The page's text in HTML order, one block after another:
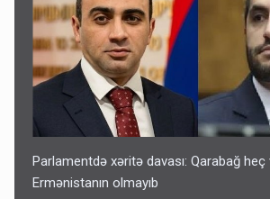
Parlamentdə xəritə davası: Qarabağ heç
Ermənistanın olmayıb